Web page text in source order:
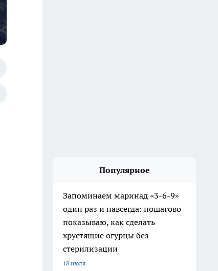
Популярное
Запоминаем маринад «3-6-9»
один раз и навсегда: пошагово
показываю, как сделать
хрустящие огурцы без
стерилизации
18 июля